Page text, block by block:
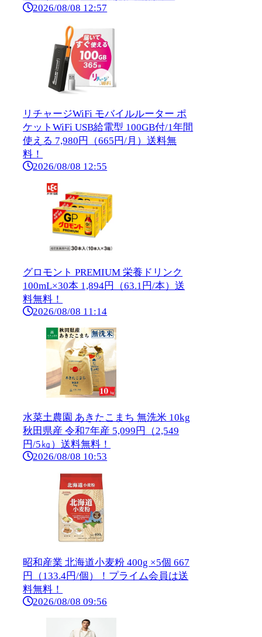
2026/08/08 12:57
リチャージWiFi モバイルルーター ポ
ケットWiFi USB給電型 100GB付/1年間
使える 7,980円（665円/月）送料無
料！
2026/08/08 12:55
グロモント PREMIUM 栄養ドリンク
100mL×30本 1,894円（63.1円/本）送
料無料！
2026/08/08 11:14
水菜土農園 あきたこまち 無洗米 10kg
秋田県産 令和7年産 5,099円（2,549
円/5㎏）送料無料！
2026/08/08 10:53
昭和産業 北海道小麦粉 400g ×5個 667
円（133.4円/個）！プライム会員は送
料無料！
2026/08/08 09:56